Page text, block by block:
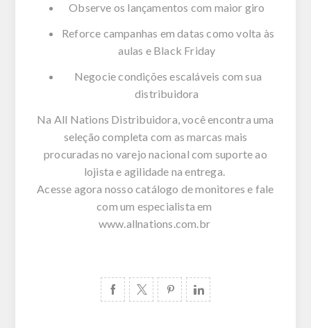
Observe os lançamentos com maior giro
Reforce campanhas em datas como volta às
aulas e Black Friday
Negocie condições escaláveis com sua
distribuidora
Na All Nations Distribuidora, você encontra uma
seleção completa com as marcas mais
procuradas no varejo nacional com suporte ao
lojista e agilidade na entrega.
Acesse agora nosso catálogo de monitores e fale
com um especialista em
www.allnations.com.br